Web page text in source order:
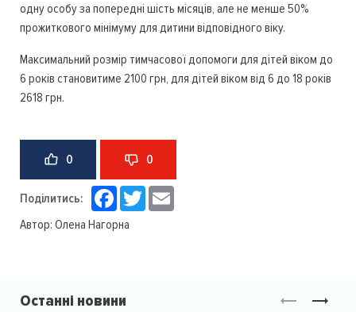
одну особу за попередні шість місяців, але не менше 50%
прожиткового мінімуму для дитини відповідного віку.
Максимальний розмір тимчасової допомоги для дітей віком до
6 років становитиме 2100 грн, для дітей віком від 6 до 18 років
2618 грн.
0 0
Поділитись: Facebook
Twitter
Автор: Олена Нагорна
Останні новини